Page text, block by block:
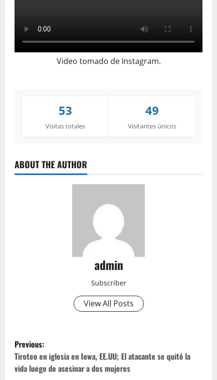
Video tomado de Instagram.
53
Visitas totales
49
Visitantes únicos
ABOUT THE AUTHOR
admin
Subscriber
View All Posts
P
o
Previous:
Tiroteo en iglesia en Iowa, EE.UU; El atacante se quitó la
vida luego de asesinar a dos mujeres